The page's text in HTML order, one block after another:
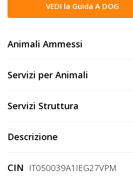
A
CHIEDI
CODICE
SCONTO
Tutorial
VEDI la Guida A DOG
Animali Ammessi
Servizi per Animali
Servizi Struttura
Descrizione
CIN IT050039A1IEG27VPM